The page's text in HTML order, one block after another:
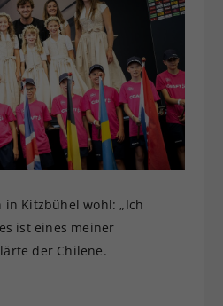
in Kitzbühel wohl: „Ich
ist eines meiner
der Chilene.